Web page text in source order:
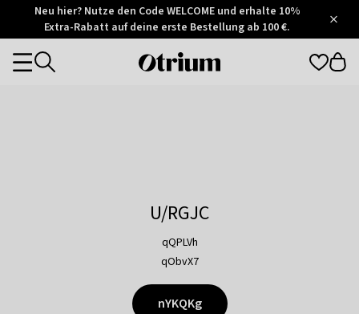
Otrium
Trustpilot
Neu hier? Nutze den Code WELCOME und erhalte 10%
Extra-Rabatt auf deine erste Bestellung ab 100 €.
Otrium
Categories
U/RGJC
qQPLVh
qObvX7
nYKQKg